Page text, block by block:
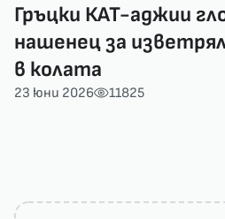
Гръцки КАТ-аджии
нашенец за
в колата
23 юни 2026 11825